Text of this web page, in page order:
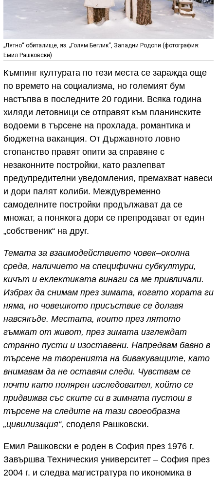
„Лятно“ обиталище, яз. „Голям Беглик“, Западни Родопи (фотография:
Емил Рашковски)
Къмпинг културата по тези места се заражда още
по времето на социализма, но големият бум
настъпва в последните 20 години. Всяка година
хиляди летовници се отправят към планинските
водоеми в търсене на прохлада, романтика и
бюджетна ваканция. От Държавното ловно
стопанство правят опити за справяне с
незаконните постройки, като разлепват
предупредителни уведомления, премахват навеси
и дори палят колиби. Междувременно
самоделните постройки продължават да се
множат, а понякога дори се препродават от един
„собственик“ на друг.
Темата за взаимодействието човек–околна
среда, наличието на специфични субкултури,
кичът и еклектиката винаги са ме привличали.
Избрах да снимам през зимата, когато хората ги
няма, но човешкото присъствие се долавя
навсякъде. Местата, които през лятото
гъмжат от живот, през зимата изглеждат
странно пусти и изоставени. Напредвам бавно в
търсене на творенията на бивакуващите, като
внимавам да не оставям следи. Чувствам се
почти като полярен изследовател, който се
придвижва със ските си в зимната пустош в
търсене на следите на тази своеобразна
„цивилизация“, споделя Рашковски.
Емил Рашковски е роден в София през 1976 г.
Завършва Техническия университет – София през
2004 г. и следва магистратура по икономика в